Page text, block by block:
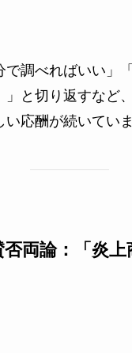
で調べればいい」
」と切り返すなど
応酬が続いていま
両論：「炎上